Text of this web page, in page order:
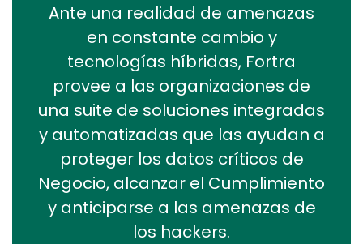
Ante una realidad de amenazas
en constante cambio y
tecnologías híbridas, Fortra
provee a las organizaciones de
una suite de soluciones integradas
y automatizadas que las ayudan a
proteger los datos críticos de
Negocio, alcanzar el Cumplimiento
y anticiparse a las amenazas de
los hackers.